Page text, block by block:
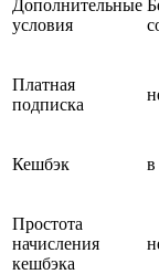
Дополнительные
условия
Платная
подписка
Кешбэк в
Простота
начисления
кешбэка